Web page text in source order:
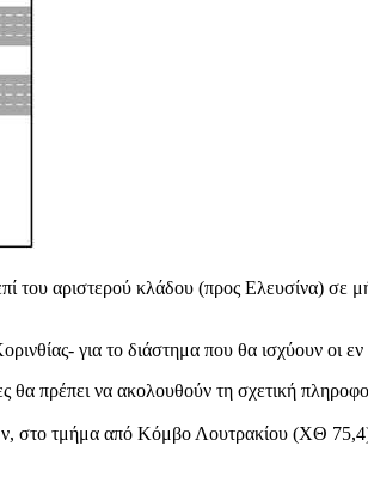
του αριστερού κλάδου (προς Ελευσίνα)
για το διάστημα που θα ισχύουν οι
πρέπει να ακολουθούν τη σχετική
στο τμήμα από Κόμβο Λουτρακίου (ΧΘ